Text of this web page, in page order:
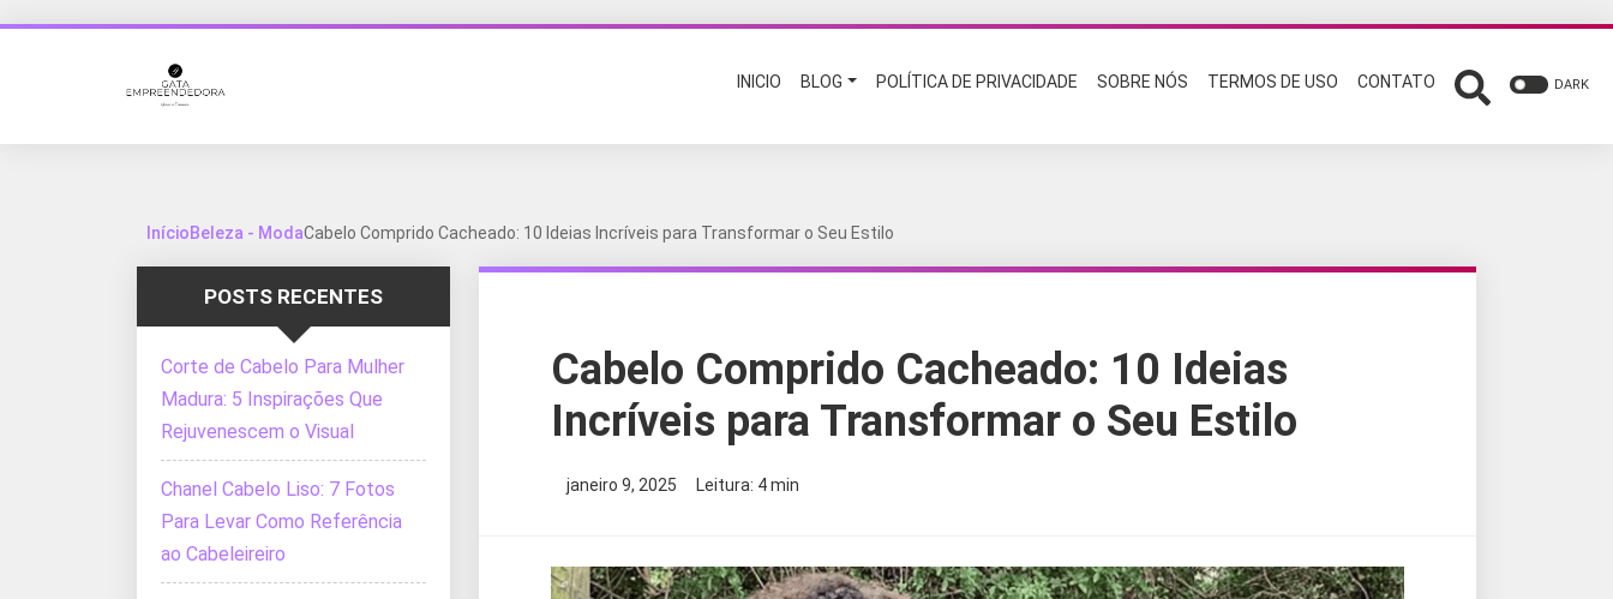
INICIO BLOG POLÍTICA DE PRIVACIDADE SOBRE NÓS TERMOS DE USO CONTATO DARK
InícioBeleza - ModaCabelo Comprido Cacheado: 10 Ideias Incríveis para Transformar o Seu Estilo
Cabelo Comprido Cacheado: 10 Ideias
Incríveis para Transformar o Seu Estilo
janeiro 9, 2025 Leitura: 4 min
POSTS RECENTES
Corte de Cabelo Para Mulher
Madura: 5 Inspirações Que
Rejuvenescem o Visual
Chanel Cabelo Liso: 7 Fotos
Para Levar Como Referência
ao Cabeleireiro